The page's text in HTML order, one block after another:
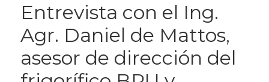
Entrevista con el Ing.
Agr. Daniel de Mattos,
asesor de dirección del